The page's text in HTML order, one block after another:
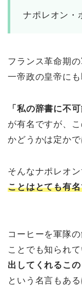
ナポレオン・
フランス革命期
一帝政の皇帝にも
「私の辞書に不
が有名ですが、
かどうかは定か
そんなナポレオ
ことはとても有
コーヒーを軍隊
ことでも知られて
出してくれるこ
という名言もある